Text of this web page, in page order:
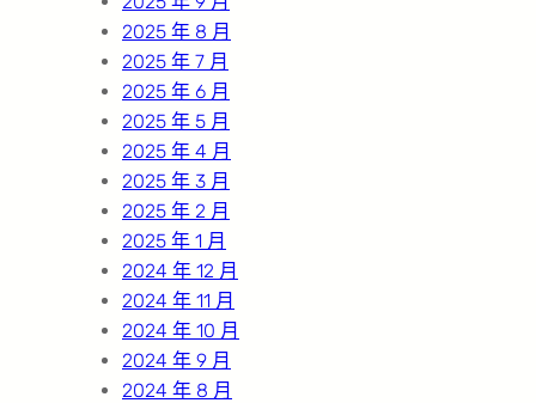
2025 年 8 月
2025 年 7 月
2025 年 6 月
2025 年 5 月
2025 年 4 月
2025 年 3 月
2025 年 2 月
2025 年 1 月
2024 年 12 月
2024 年 11 月
2024 年 10 月
2024 年 9 月
2024 年 8 月